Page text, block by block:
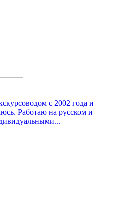
с 2002 года и
Работаю на русском и